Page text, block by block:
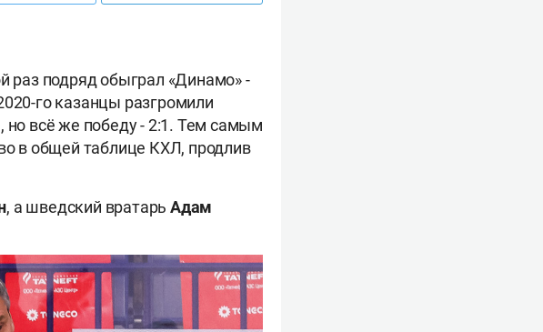
раз подряд обыграл «Динамо» -
го казанцы разгромили
но всё же победу - 2:1. Тем самым
в общей таблице КХЛ, продлив
, а шведский вратарьАдам